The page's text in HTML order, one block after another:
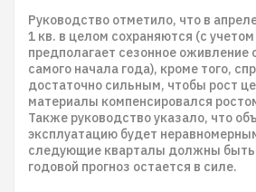
Руководство отметило, что в
1 кв. в целом сохраняются (с учетом
предполагает сезонное оживление
самого начала года), кроме того,
достаточно сильным, чтобы рост
материалы компенсировался
Также руководство указало, что
эксплуатацию будет
следующие кварталы должны быть
годовой прогноз остается в силе.